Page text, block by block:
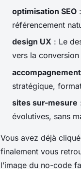
optimisation SEO
référencement
design UX : Le
vers la
stratégique,
sites sur-mesure
évolutives, sans
Vous avez déjà
finalement vous
l’image du no-code